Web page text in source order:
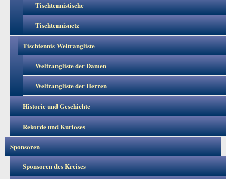
Tischtennistische
Tischtennisnetz
Tischtennis Weltrangliste
Weltrangliste der Damen
Weltrangliste der Herren
Historie und Geschichte
Rekorde und Kurioses
Sponsoren
Sponsoren des Kreises